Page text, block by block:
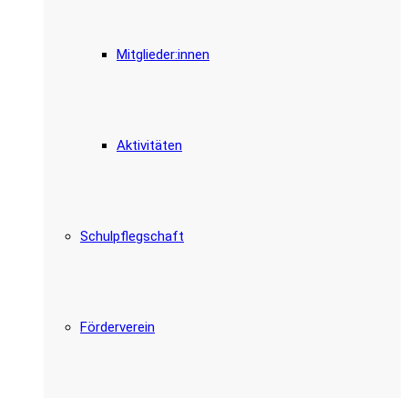
Mitglieder:innen
Aktivitäten
Schulpflegschaft
Förderverein